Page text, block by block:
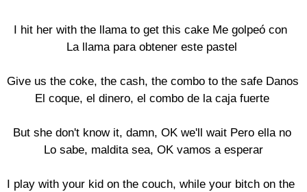
I hit her with the llama to get this cake Me golpeó con
La llama para obtener este pastel
Give us the coke, the cash, the combo to the safe Danos
El coque, el dinero, el combo de la caja fuerte
But she don't know it, damn, OK we'll wait Pero ella no
Lo sabe, maldita sea, OK vamos a esperar
I play with your kid on the couch, while your bitch on the